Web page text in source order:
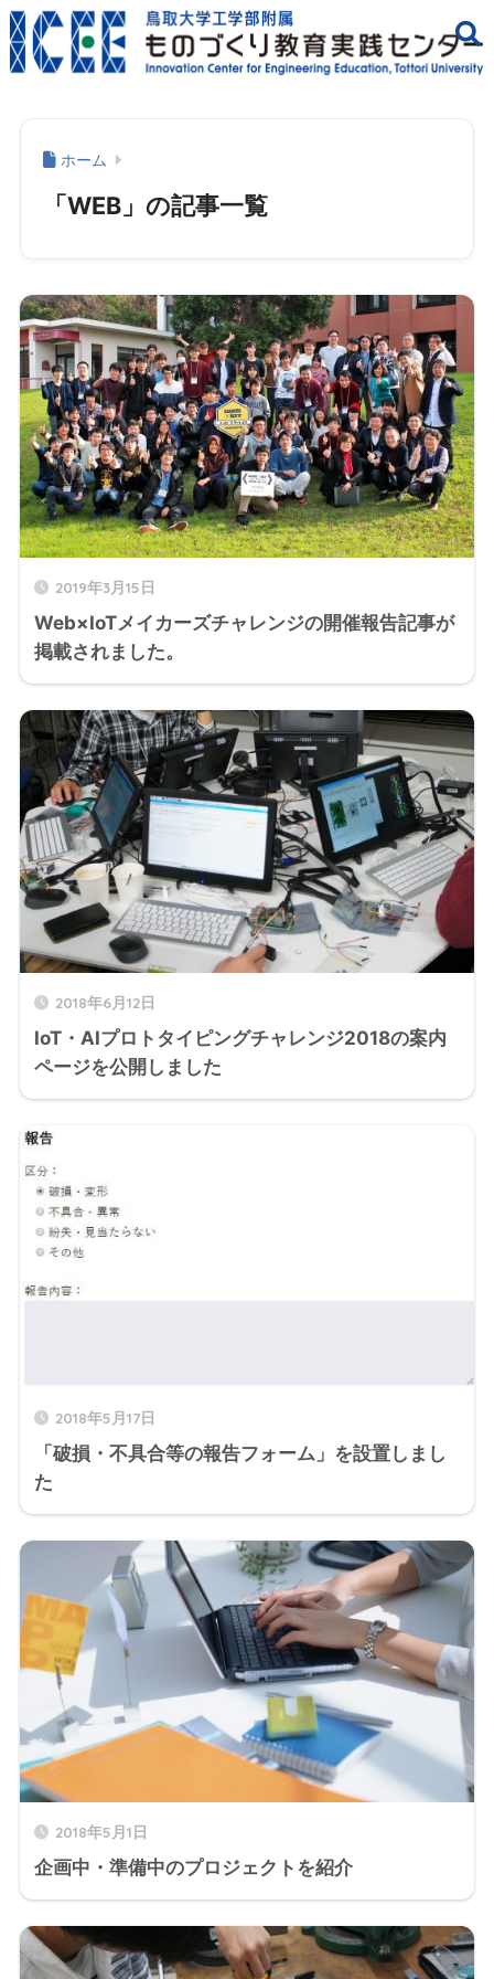
ホーム
「WEB」の記事一覧
2019年3月15日
Web×IoTメイカーズチャレンジの開催報告記事が
掲載されました。
2018年6月12日
IoT・AIプロトタイピングチャレンジ2018の案内
ページを公開しました
2018年5月17日
「破損・不具合等の報告フォーム」を設置しまし
た
2018年5月1日
企画中・準備中のプロジェクトを紹介